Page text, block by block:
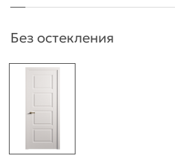
Без остекления